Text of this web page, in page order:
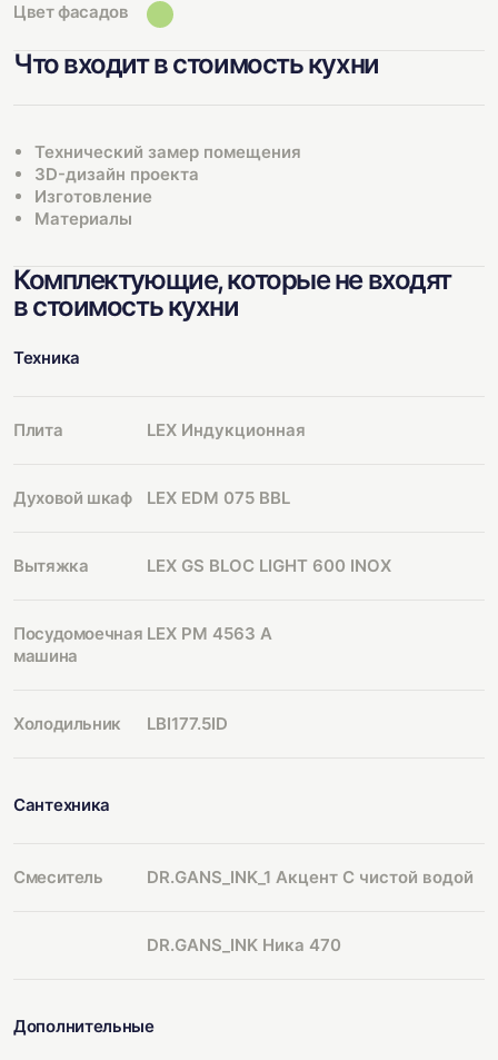
Цвет фасадов
Что входит в стоимость кухни
Технический замер помещения
3D-дизайн проекта
Изготовление
Материалы
Комплектующие, которые не входят
в стоимость кухни
Техника
Плита LEX Индукционная
Духовой шкаф LEX EDM 075 BBL
Вытяжка LEX GS BLOC LIGHT 600 INOX
Посудомоечная
машина
LEX PM 4563 A
Холодильник LBI177.5ID
Сантехника
Смеситель DR.GANS_INK_1 Акцент С чистой водой
DR.GANS_INK Ника 470
Дополнительные